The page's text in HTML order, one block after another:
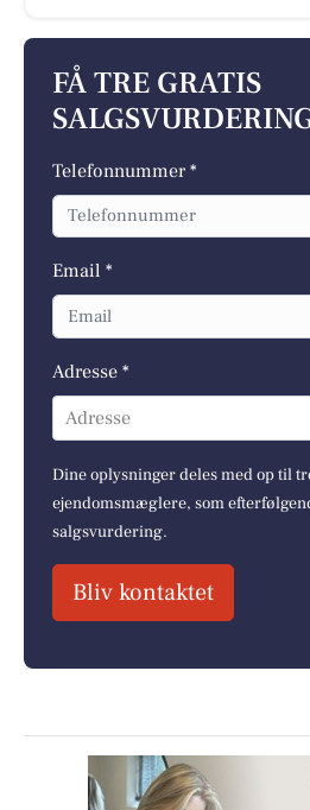
FÅ TRE GRATIS
Telefonnummer *
Email *
Adresse *
Adresse
Dine oplysninger deles med op til
ejendomsmæglere, som
salgsvurdering.
Bliv kontaktet